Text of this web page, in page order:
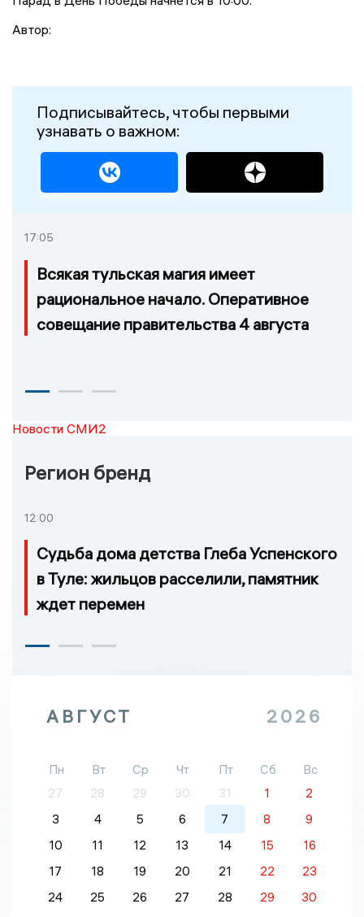
Автор:
Подписывайтесь, чтобы первыми
узнавать о важном:
17:05
Всякая тульская магия имеет
рациональное начало. Оперативное
совещание правительства 4 августа
Новости СМИ2
Регион бренд
12:00
Судьба дома детства Глеба Успенского
в Туле: жильцов расселили, памятник
ждет перемен
АВГУСТ 2026
Пн Вт Ср Чт Пт Сб
Вс
27
28 29 30 31 1
2
3
4 5 6 7 8
9
10
11 12 13 14 15
16
17
18 19 20 21 22
23
24
25 26 27 28 29
30